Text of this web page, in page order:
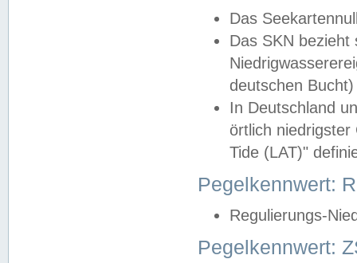
Das
Das SKN
deutschen
In Deutschland
örtlich
Tide (LAT)"
Pegelkennwert:
Regulierungs-
Pegelkennwert: